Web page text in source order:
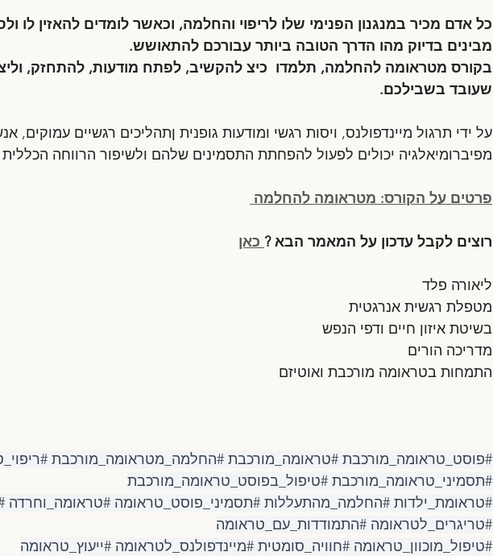
כל אדם מכיר במנגנון הפנימי שלו לריפוי והחלמה, וכאשר לומדים להאזין לו
מבינים בדיוק מהו הדרך הטובה ביותר עבורכם להתאושש.
בקורס מטראומה להחלמה, תלמדו  כיצ להקשיב, לפתח מודעות, להתחזק,
שעובד בשבילכם.
על ידי תרגול מיינדפולנס, ויסות רגשי ומודעות גופנית ןתהליכים רגשיים עמוקים,
מפיברומיאלגיה יכולים לפעול להפחתת התסמינים שלהם ולשיפור הרווחה
פרטים על הקורס: מטראומה להחלמה
רוצים לקבל עדכון על המאמר הבא ? כאן
ליאורה פלד
מטפלת רגשית אנרגטית
בשיטת איזון חיים ודפי הנפש
מדריכה הורים
התמחות בטראומה מורכבת ואוטיזם
#פוסט_טראומה_מורכבת #טראומה_מורכבת #החלמה_מטראומה_מורכבת
#תסמיני_טראומה_מורכבת #טיפול_בפוסט_טראומה_מורכבת
#טראומת_ילדות #החלמה_מהתעללות #תסמיני_פוסט_טראומה #טראומה_וחרדה
#טריגרים_לטראומה #התמודדות_עם_טראומה
#טיפול_מוכוון_טראומה #חוויה_סומטית #מיינדפולנס_לטראומה #ייעוץ_טראומה